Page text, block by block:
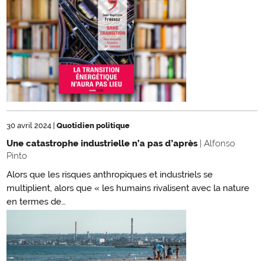
30 avril 2024 Quotidien politique
Une catastrophe industrielle n’a pas d’après | Alfonso
Pinto
Alors que les risques anthropiques et industriels se
multiplient, alors que « les humains rivalisent avec la nature
en termes de…